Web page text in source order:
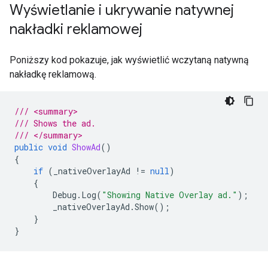
Wyświetlanie i ukrywanie natywnej
nakładki reklamowej
Poniższy kod pokazuje, jak wyświetlić wczytaną natywną
nakładkę reklamową.
/// <summary>
/// Shows the ad.
/// </summary>
public void ShowAd()
{
if ( _nativeOverlayAd != null)
{
Debug . Log( "Showing Native Overlay ad." );
_nativeOverlayAd .Show();
}
}